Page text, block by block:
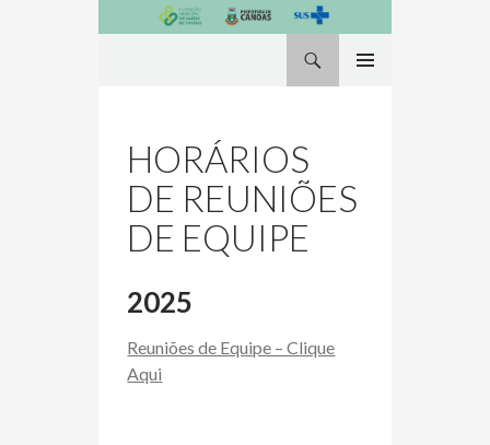
CONTEÚDO
HORÁRIOS
DE REUNIÕES
DE EQUIPE
2025
Reuniões de Equipe – Clique
Aqui